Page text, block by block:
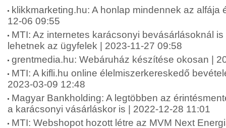
klikkmarketing.hu: A honlap mindennek az alfája
12-06 09:55
MTI: Az internetes karácsonyi bevásárlásoknál
lehetnek az ügyfelek | 2023-11-27 09:58
grentmedia.hu: Webáruház készítése okosan |
MTI: A kifli.hu online élelmiszerkereskedő
2023-03-09 12:48
Magyar Bankholding: A legtöbben az
a karácsonyi vásárláskor is | 2022-12-28 11:01
MTI: Webshopot hozott létre az MVM Next